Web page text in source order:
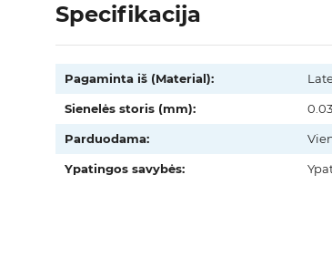
Specifikacija
Pagaminta iš (Material):
Sienelės storis (mm):
Parduodama:
Ypatingos savybės: